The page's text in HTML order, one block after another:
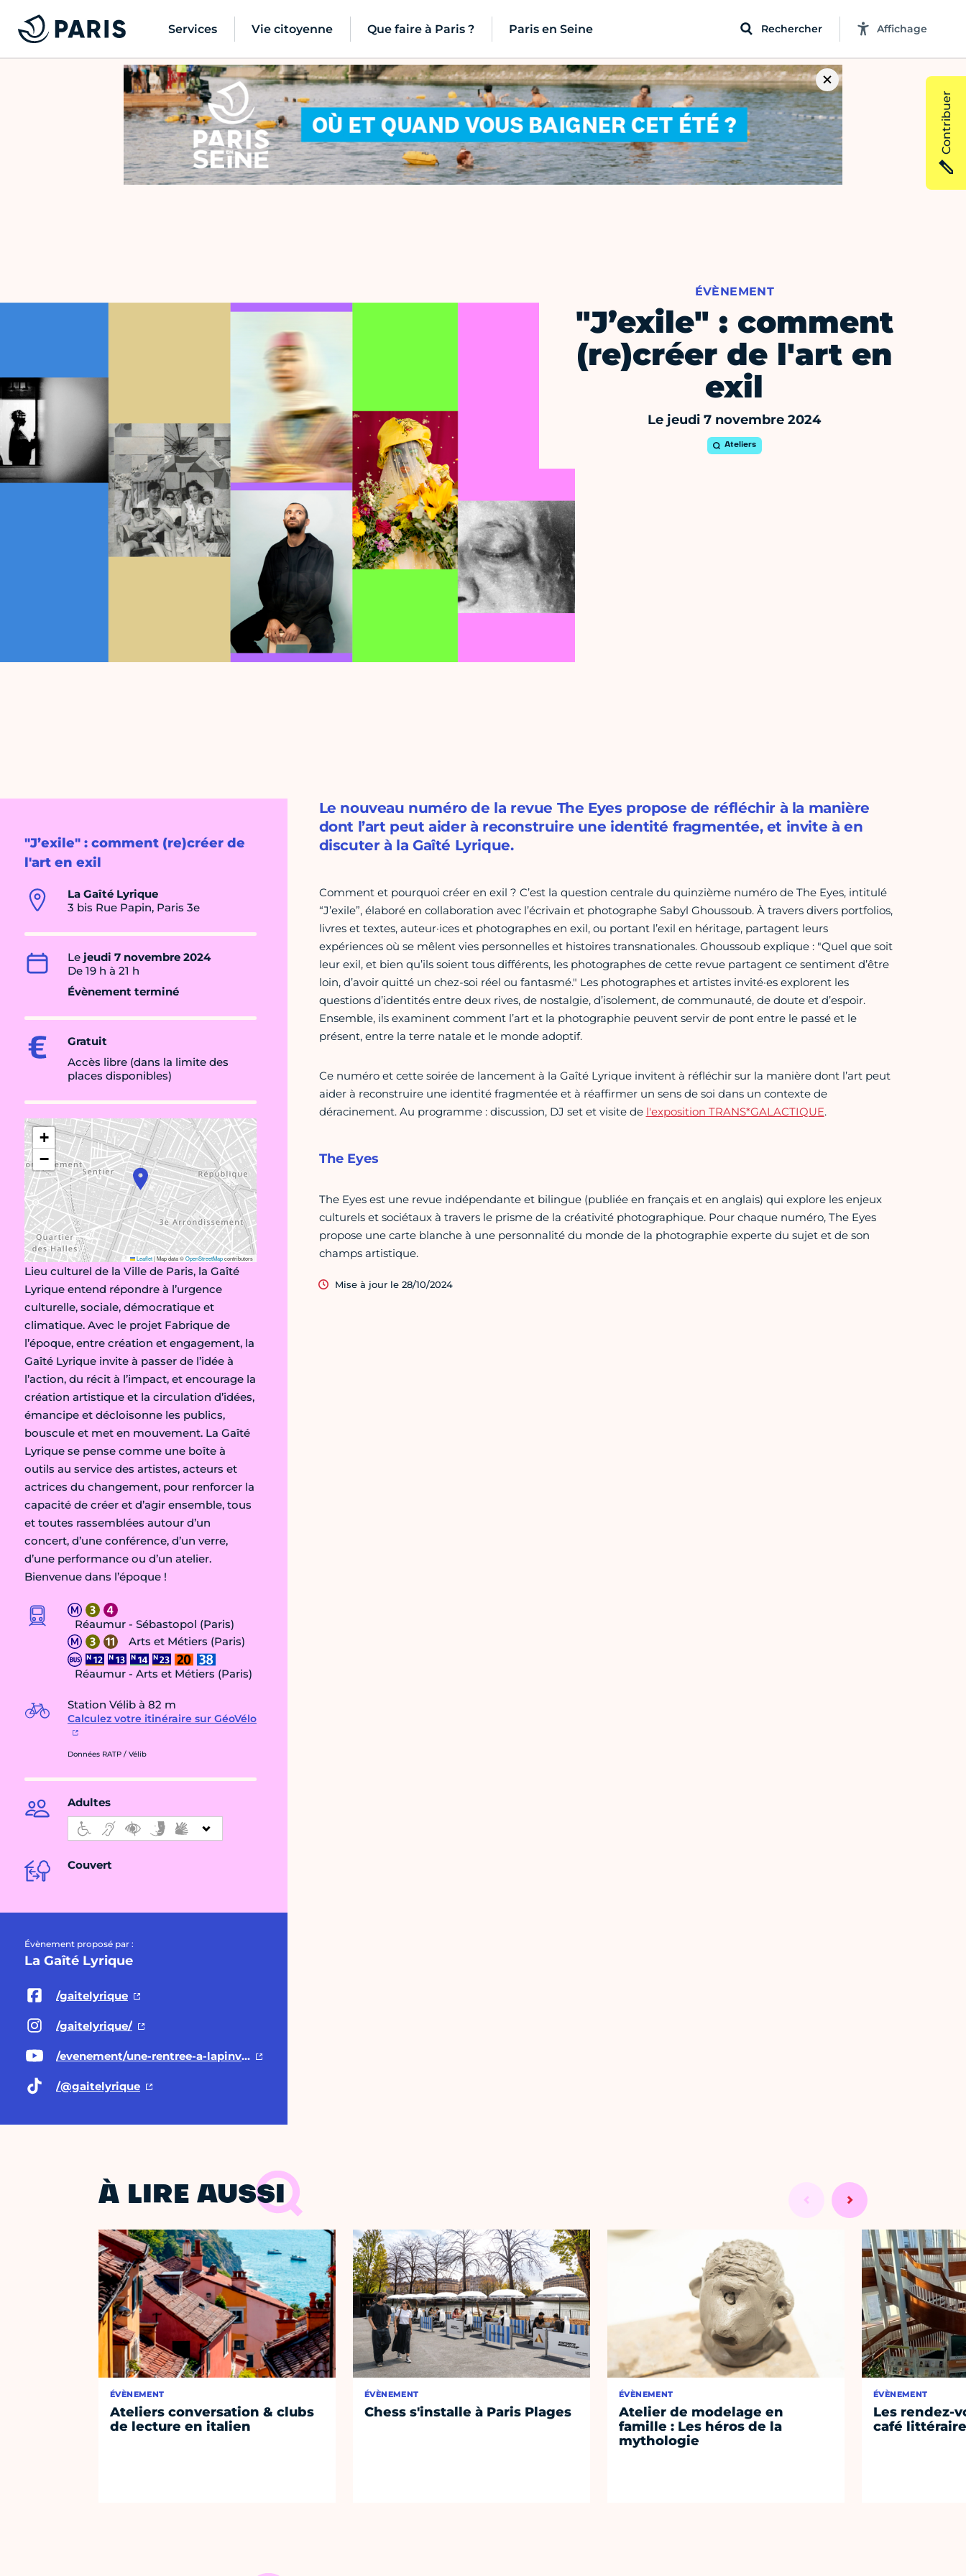
Services Vie citoyenne Que faire à Paris ? Paris en Seine Rechercher Affichage
ÉVÈNEMENT
"J’exile" : comment
(re)créer de l'art en
exil
Le jeudi 7 novembre 2024
Ateliers
"J’exile" : comment (re)créer de
l'art en exil
La Gaîté Lyrique
3 bis Rue Papin, Paris 3e
Le jeudi 7 novembre 2024
De 19 h à 21 h
Évènement terminé
Gratuit
Accès libre (dans la limite des
places disponibles)
+
−
Leaflet|Map data ©OpenStreetMapcontributors
Lieu culturel de la Ville de Paris, la Gaîté
Lyrique entend répondre à l’urgence
culturelle, sociale, démocratique et
climatique. Avec le projet Fabrique de
l’époque, entre création et engagement, la
Gaîté Lyrique invite à passer de l’idée à
l’action, du récit à l’impact, et encourage la
création artistique et la circulation d’idées,
émancipe et décloisonne les publics,
bouscule et met en mouvement. La Gaîté
Lyrique se pense comme une boîte à
outils au service des artistes, acteurs et
actrices du changement, pour renforcer la
capacité de créer et d’agir ensemble, tous
et toutes rassemblées autour d’un
concert, d’une conférence, d’un verre,
d’une performance ou d’un atelier.
Bienvenue dans l’époque !
Réaumur - Sébastopol (Paris)
Arts et Métiers (Paris)
Réaumur - Arts et Métiers (Paris)
Station Vélib à 82 m
Calculez votre itinéraire sur GéoVélo
Données RATP / Vélib
Adultes
Couvert
Évènement proposé par :
La Gaîté Lyrique
/gaitelyrique
/gaitelyrique/
/evenement/une-rentree-a-lapinville
/@gaitelyrique
Le nouveau numéro de la revue The Eyes propose de réfléchir à la manière
dont l’art peut aider à reconstruire une identité fragmentée, et invite à en
discuter à la Gaîté Lyrique.
Comment et pourquoi créer en exil ? C’est la question centrale du quinzième numéro de The Eyes, intitulé
“J’exile”, élaboré en collaboration avec l’écrivain et photographe Sabyl Ghoussoub. À travers divers portfolios,
livres et textes, auteur·ices et photographes en exil, ou portant l’exil en héritage, partagent leurs
expériences où se mêlent vies personnelles et histoires transnationales. Ghoussoub explique : "Quel que soit
leur exil, et bien qu’ils soient tous différents, les photographes de cette revue partagent ce sentiment d’être
loin, d’avoir quitté un chez-soi réel ou fantasmé." Les photographes et artistes invité·es explorent les
questions d’identités entre deux rives, de nostalgie, d’isolement, de communauté, de doute et d’espoir.
Ensemble, ils examinent comment l’art et la photographie peuvent servir de pont entre le passé et le
présent, entre la terre natale et le monde adoptif.
Ce numéro et cette soirée de lancement à la Gaîté Lyrique invitent à réfléchir sur la manière dont l’art peut
aider à reconstruire une identité fragmentée et à réaffirmer un sens de soi dans un contexte de
déracinement. Au programme : discussion, DJ set et visite de l'exposition TRANS*GALACTIQUE.
The Eyes
The Eyes est une revue indépendante et bilingue (publiée en français et en anglais) qui explore les enjeux
culturels et sociétaux à travers le prisme de la créativité photographique. Pour chaque numéro, The Eyes
propose une carte blanche à une personnalité du monde de la photographie experte du sujet et de son
champs artistique.
Mise à jour le 28/10/2024
À LIRE AUSSI
ÉVÈNEMENT
Ateliers conversation & clubs
de lecture en italien
ÉVÈNEMENT
Chess s'installe à Paris Plages
ÉVÈNEMENT
Atelier de modelage en
famille : Les héros de la
mythologie
ÉVÈNEMENT
Les rendez-
café
Contribuer